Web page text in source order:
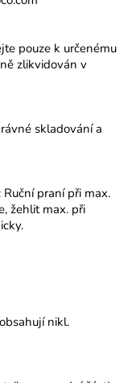
pouze k určenému
zlikvidován v
skladování a
praní při max.
žehlit max. při
nikl.